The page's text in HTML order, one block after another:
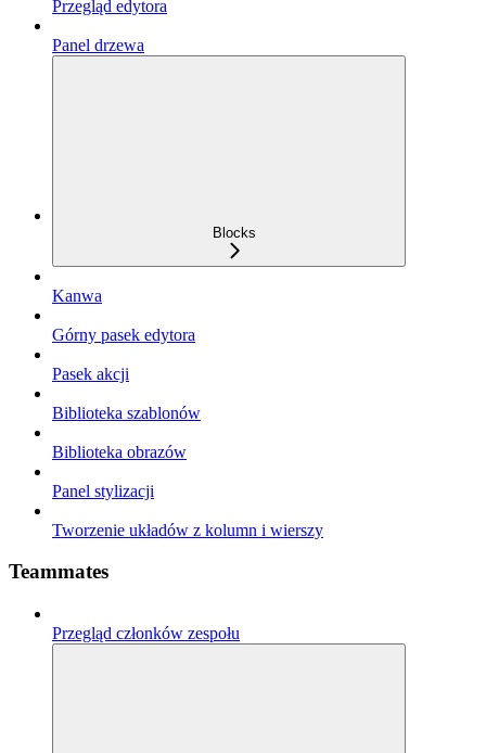
Przegląd edytora
Panel drzewa
Blocks
Kanwa
Górny pasek edytora
Pasek akcji
Biblioteka szablonów
Biblioteka obrazów
Panel stylizacji
Tworzenie układów z kolumn i wierszy
Teammates
Przegląd członków zespołu